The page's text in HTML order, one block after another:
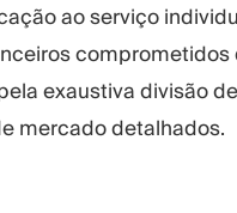
ao serviço
comprometidos
exaustiva divisão
mercado detalhados.